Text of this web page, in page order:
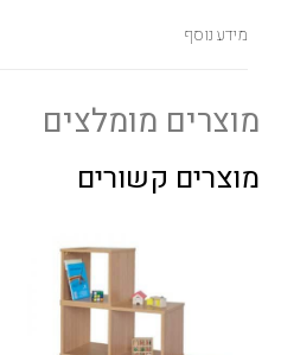
מידע נוסף
מוצרים מומלצים
מוצרים קשורים